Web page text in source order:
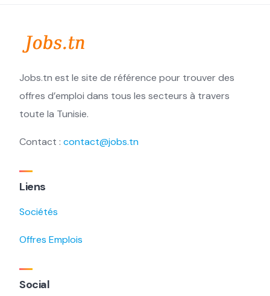
Jobs.tn est le site de référence pour trouver des
offres d’emploi dans tous les secteurs à travers
toute la Tunisie.
Contact : contact@jobs.tn
Liens
Sociétés
Offres Emplois
Social